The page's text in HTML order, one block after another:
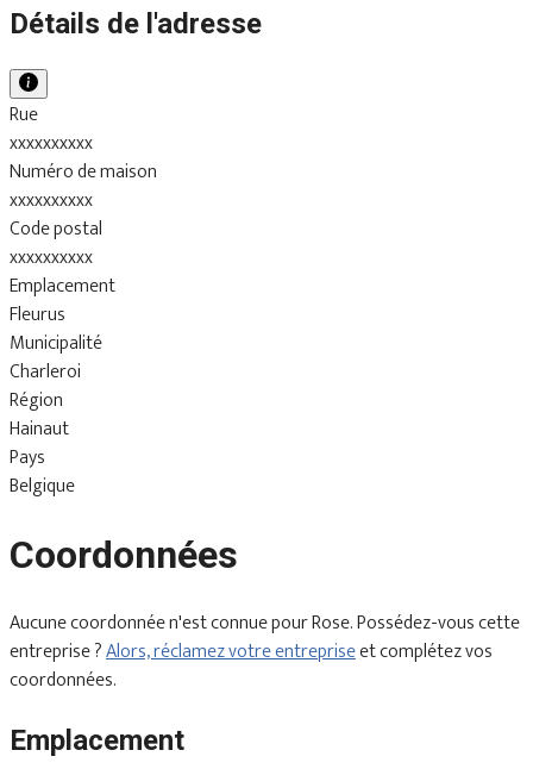
Détails de l'adresse
Rue
xxxxxxxxxx
Numéro de maison
xxxxxxxxxx
Code postal
xxxxxxxxxx
Emplacement
Fleurus
Municipalité
Charleroi
Région
Hainaut
Pays
Belgique
Coordonnées
Aucune coordonnée n'est connue pour Rose. Possédez-vous cette
entreprise ?Alors, réclamez votre entrepriseet complétez vos
coordonnées.
Emplacement